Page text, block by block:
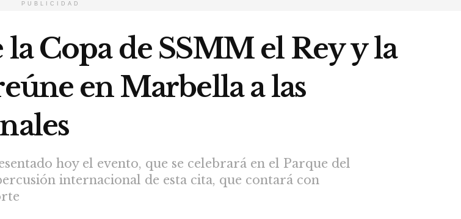
PUBLICIDAD
Copa de SSMM el Rey y la
en Marbella a las
hoy el evento, que se celebrará en el Parque del
internacional de esta cita, que contará con